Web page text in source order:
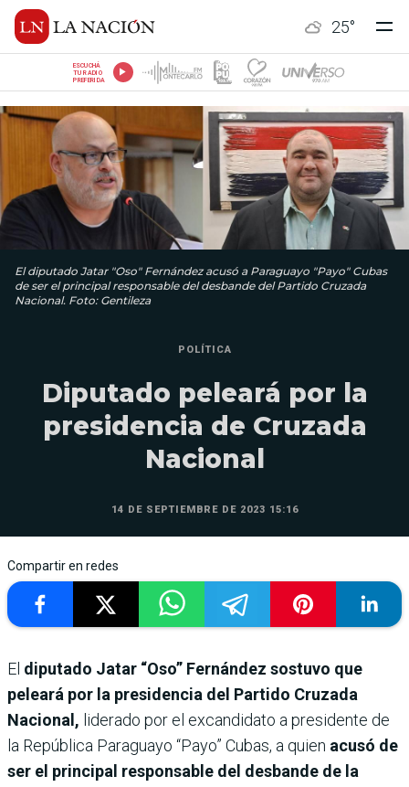
25°
ESCUCHÁ
TU RADIO
PREFERIDA
El diputado Jatar "Oso" Fernández acusó a Paraguayo "Payo" Cubas
de ser el principal responsable del desbande del Partido Cruzada
Nacional. Foto: Gentileza
POLÍTICA
Diputado peleará por la
presidencia de Cruzada
Nacional
14 DE SEPTIEMBRE DE 2023 15:16
Compartir en redes
El diputado Jatar “Oso” Fernández sostuvo que
peleará por la presidencia del Partido Cruzada
Nacional, liderado por el excandidato a presidente de
la República Paraguayo “Payo” Cubas, a quien acusó de
ser el principal responsable del desbande de la